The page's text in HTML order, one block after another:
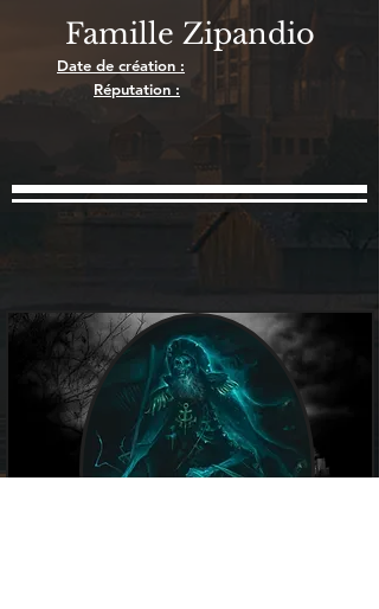
Famille Zipandio
Date de création :
Réputation :